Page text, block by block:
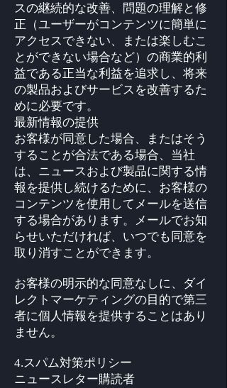
スの継続的な改善、問題の理解と修
正（ユーザーがコンテンツに簡単に
アクセスできない、または楽しむこ
とができない場合など）の商業的利
益である正当な利益を追求し、将来
の製品およびサービスを改善するた
めに必要です。
最新情報の提供
お客様が同意した場合、またはそう
することが合法である場合、当社
は、ニュースおよび製品に関する情
報を提供し続けるために、お客様の
コンテンツを使用してメールを送信
する場合があります。メールでお知
らせいただければ、いつでも同意を
取り消すことができます。
お客様の明示的な同意なしに、ダイ
レクトマーケティングの目的で第三
者に個人情報を提供することはあり
ません。
4.スパム対策ポリシー
ニュースレター購読者